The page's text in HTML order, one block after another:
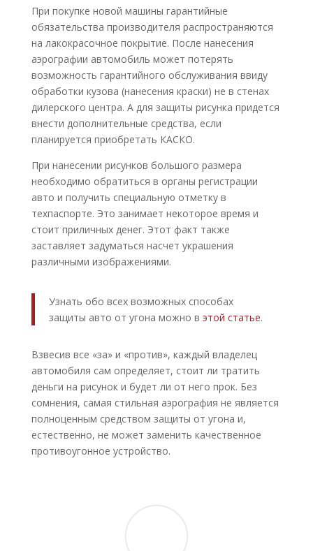
При покупке новой машины гарантийные
обязательства производителя распространяются
на лакокрасочное покрытие. После нанесения
аэрографии автомобиль может потерять
возможность гарантийного обслуживания ввиду
обработки кузова (нанесения краски) не в стенах
дилерского центра. А для защиты рисунка придется
внести дополнительные средства, если
планируется приобретать КАСКО.
При нанесении рисунков большого размера
необходимо обратиться в органы регистрации
авто и получить специальную отметку в
техпаспорте. Это занимает некоторое время и
стоит приличных денег. Этот факт также
заставляет задуматься насчет украшения
различными изображениями.
Узнать обо всех возможных способах
защиты авто от угона можно в этой статье.
Взвесив все «за» и «против», каждый владелец
автомобиля сам определяет, стоит ли тратить
деньги на рисунок и будет ли от него прок. Без
сомнения, самая стильная аэрография не является
полноценным средством защиты от угона и,
естественно, не может заменить качественное
противоугонное устройство.